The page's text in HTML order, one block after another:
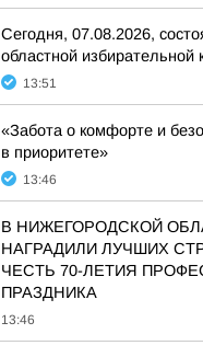
Сегодня, 07.08.2026,
областной избирательной
13:51
«Забота о комфорте и
в приоритете»
13:46
В НИЖЕГОРОДСКОЙ
НАГРАДИЛИ ЛУЧШИХ
ЧЕСТЬ 70-ЛЕТИЯ
ПРАЗДНИКА
13:46